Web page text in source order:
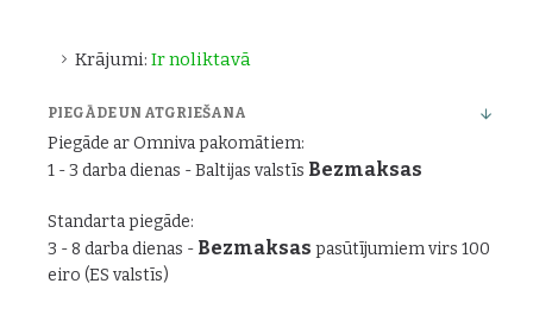
Krājumi: Ir noliktavā
PIEGĀDE UN ATGRIEŠANA
Piegāde ar Omniva pakomātiem:
1 - 3 darba dienas - Baltijas valstīs Bezmaksas
Standarta piegāde:
3 - 8 darba dienas - Bezmaksas pasūtījumiem virs 100
eiro (ES valstīs)